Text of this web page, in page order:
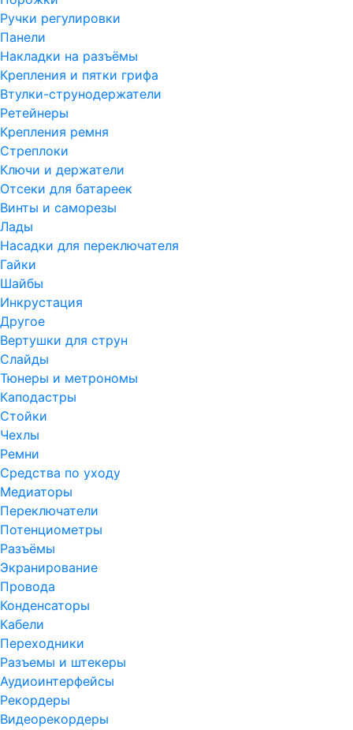
Ручки регулировки
Панели
Накладки на разъёмы
Крепления и пятки грифа
Втулки-струнодержатели
Ретейнеры
Крепления ремня
Стреплоки
Ключи и держатели
Отсеки для батареек
Винты и саморезы
Лады
Насадки для переключателя
Гайки
Шайбы
Инкрустация
Другое
Вертушки для струн
Слайды
Тюнеры и метрономы
Каподастры
Стойки
Чехлы
Ремни
Средства по уходу
Медиаторы
Переключатели
Потенциометры
Разъёмы
Экранирование
Провода
Конденсаторы
Кабели
Переходники
Разъемы и штекеры
Аудиоинтерфейсы
Рекордеры
Видеорекордеры